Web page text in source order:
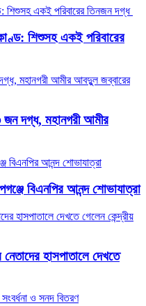
শিশুসহ একই পরিবারের
জন দগ্ধ, মহানগরী আমীর
বিএনপির আনন্দ শোভাযাত্রা
হাসপাতালে দেখতে